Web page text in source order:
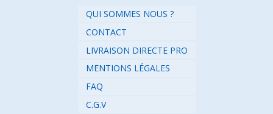
QUI SOMMES NOUS ?
CONTACT
LIVRAISON DIRECTE PRO
MENTIONS LÉGALES
FAQ
C.G.V